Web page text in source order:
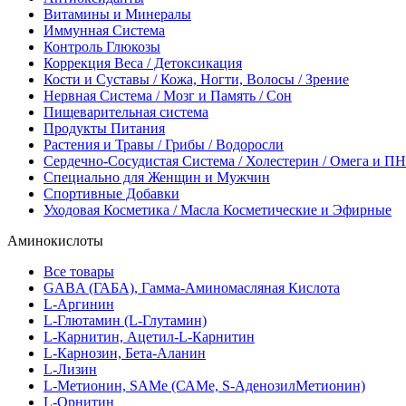
Витамины и Минералы
Иммунная Система
Контроль Глюкозы
Коррекция Веса / Детоксикация
Кости и Суставы / Кожа, Ногти, Волосы / Зрение
Нервная Система / Мозг и Память / Сон
Пищеварительная система
Продукты Питания
Растения и Травы / Грибы / Водоросли
Сердечно-Сосудистая Система / Холестерин / Омега и
Специально для Женщин и Мужчин
Спортивные Добавки
Уходовая Косметика / Масла Косметические и Эфирные
Аминокислоты
Все товары
GABA (ГАБА), Гамма-Аминомасляная Кислота
L-Аргинин
L-Глютамин (L-Глутамин)
L-Карнитин, Ацетил-L-Карнитин
L-Карнозин, Бета-Аланин
L-Лизин
L-Метионин, SAMe (САМе, S-АденозилМетионин)
L-Орнитин